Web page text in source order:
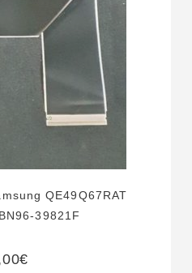
QE49Q67RAT
39821F
€